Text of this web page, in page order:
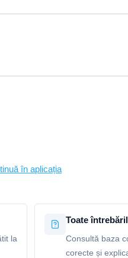
în aplicația
la
Toate
Consultă baza
corecte și